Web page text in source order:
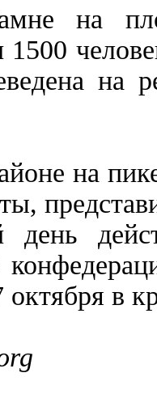
на
на
на
день
в